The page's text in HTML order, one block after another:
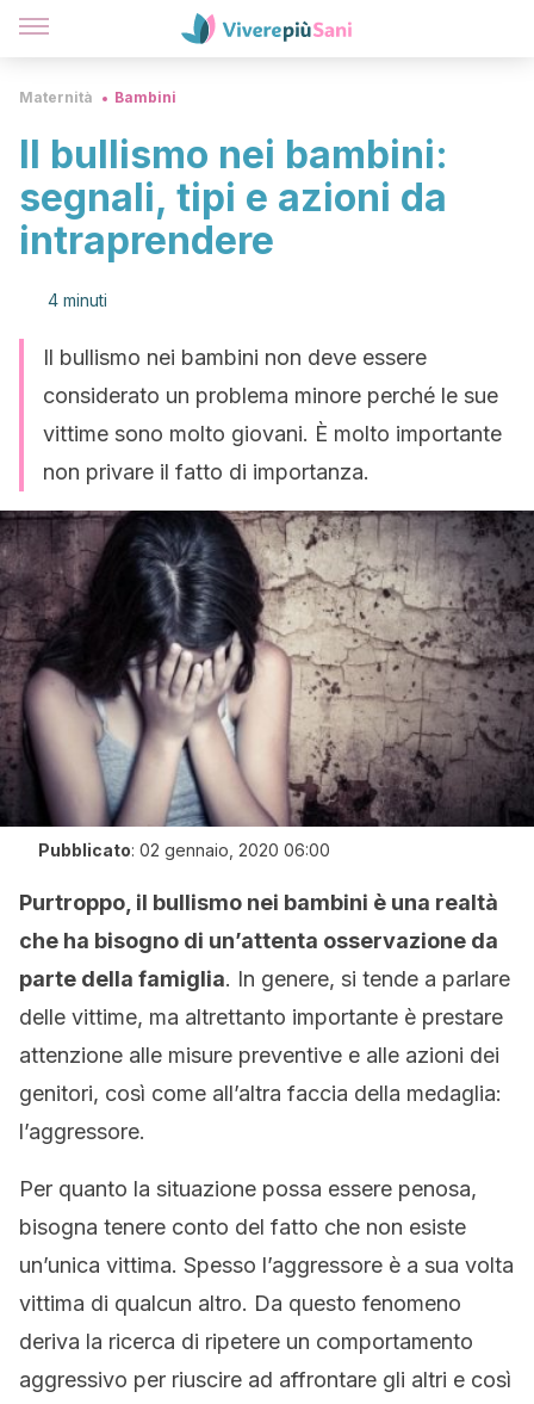
Maternità Bambini
Il bullismo nei bambini:
segnali, tipi e azioni da
intraprendere
4 minuti
Il bullismo nei bambini non deve essere
considerato un problema minore perché le sue
vittime sono molto giovani. È molto importante
non privare il fatto di importanza.
Pubblicato: 02 gennaio, 2020 06:00
Purtroppo, il bullismo nei bambini è una realtà
che ha bisogno di un’attenta osservazione da
parte della famiglia. In genere, si tende a parlare
delle vittime, ma altrettanto importante è prestare
attenzione alle misure preventive e alle azioni dei
genitori, così come all’altra faccia della medaglia:
l’aggressore.
Per quanto la situazione possa essere penosa,
bisogna tenere conto del fatto che non esiste
un’unica vittima. Spesso l’aggressore è a sua volta
vittima di qualcun altro. Da questo fenomeno
deriva la ricerca di ripetere un comportamento
aggressivo per riuscire ad affrontare gli altri e così